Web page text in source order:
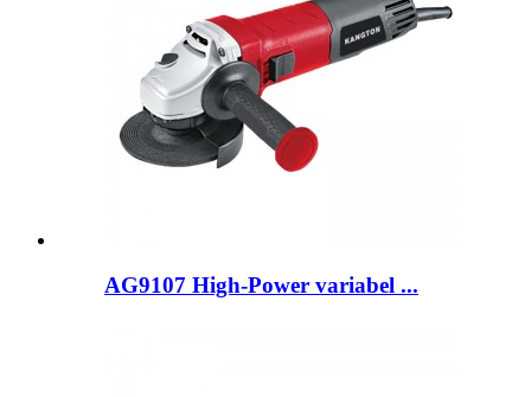
AG9107 High-Power variabel ...